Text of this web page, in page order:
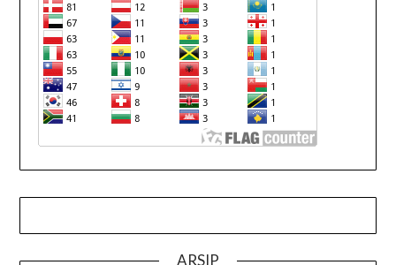
ARSIP